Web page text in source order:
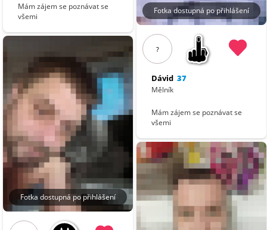
Mám zájem se poznávat se
všemi
Fotka dostupná po přihlášení
Fotka dostupná po přihlášení
?
Dávid 37
Mělník
Mám zájem se poznávat se
všemi